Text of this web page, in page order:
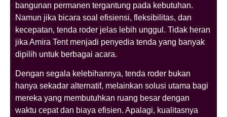
bangunan permanen tergantung pada kebutuhan.
Namun jika bicara soal efisiensi, fleksibilitas, dan
kecepatan, tenda roder jelas lebih unggul. Tidak heran
jika Amira Tent menjadi penyedia tenda yang banyak
dipilih untuk berbagai acara.
Dengan segala kelebihannya, tenda roder bukan
hanya sekadar alternatif, melainkan solusi utama bagi
mereka yang membutuhkan ruang besar dengan
waktu cepat dan biaya efisien. Apalagi, kualitasnya